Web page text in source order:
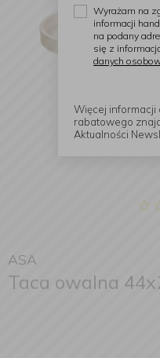
ASA
Taca owalna
Wyrażam na
informacji
na podany
się z
danych
Więcej informacji
rabatowego
Aktualności